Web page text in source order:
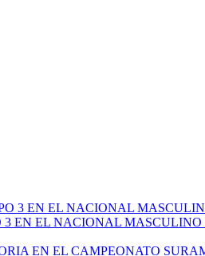
EN EL NACIONAL MASCULINO